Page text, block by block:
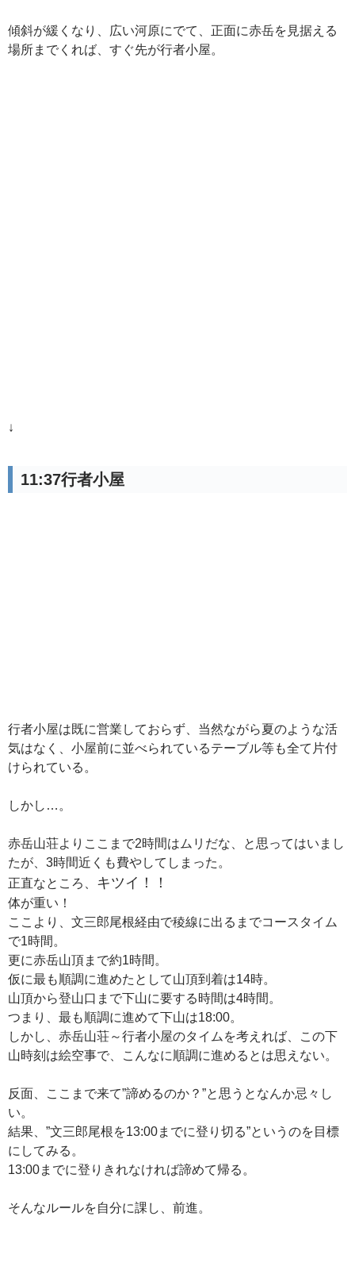
傾斜が緩くなり、広い河原にでて、正面に赤岳を見据える
場所までくれば、すぐ先が行者小屋。
↓
11:37行者小屋
行者小屋は既に営業しておらず、当然ながら夏のような活
気はなく、小屋前に並べられているテーブル等も全て片付
けられている。
しかし…。
赤岳山荘よりここまで2時間はムリだな、と思ってはいまし
たが、3時間近くも費やしてしまった。
正直なところ、 キツイ！！
体が重い！
ここより、文三郎尾根経由で稜線に出るまでコースタイム
で1時間。
更に赤岳山頂まで約1時間。
仮に最も順調に進めたとして山頂到着は14時。
山頂から登山口まで下山に要する時間は4時間。
つまり、最も順調に進めて下山は18:00。
しかし、赤岳山荘～行者小屋のタイムを考えれば、この下
山時刻は絵空事で、こんなに順調に進めるとは思えない。
反面、ここまで来て”諦めるのか？”と思うとなんか忌々し
い。
結果、”文三郎尾根を13:00までに登り切る”というのを目標
にしてみる。
13:00までに登りきれなければ諦めて帰る。
そんなルールを自分に課し、前進。